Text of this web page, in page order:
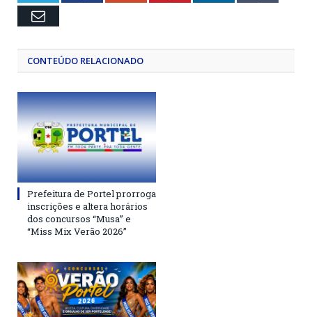
Email
CONTEÚDO RELACIONADO
Prefeitura de Portel prorroga
inscrições e altera horários
dos concursos “Musa” e
“Miss Mix Verão 2026”